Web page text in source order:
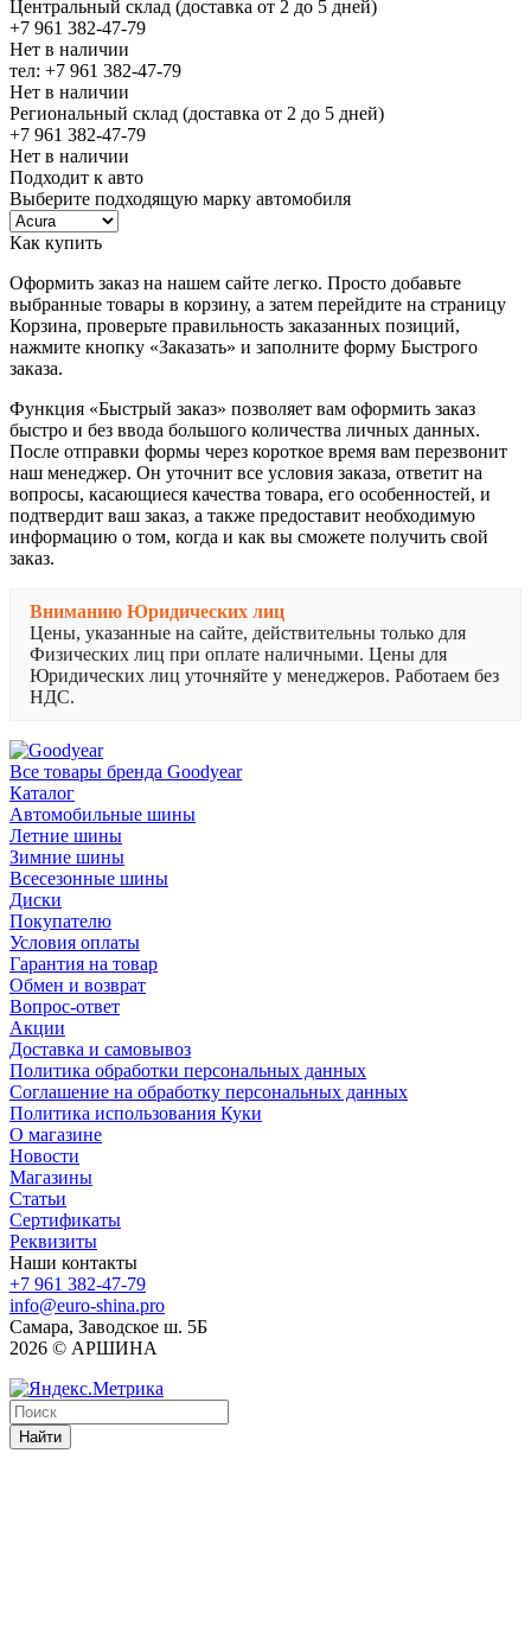
Центральный склад (доставка от 2 до 5 дней)
+7 961 382-47-79
Нет в наличии
тел: +7 961 382-47-79
Нет в наличии
Региональный склад (доставка от 2 до 5 дней)
+7 961 382-47-79
Нет в наличии
Подходит к авто
Выберите подходящую марку автомобиля
Как купить
Оформить заказ на нашем сайте легко. Просто добавьте
выбранные товары в корзину, а затем перейдите на страницу
Корзина, проверьте правильность заказанных позиций,
нажмите кнопку «Заказать» и заполните форму Быстрого
заказа.
Функция «Быстрый заказ» позволяет вам оформить заказ
быстро и без ввода большого количества личных данных.
После отправки формы через короткое время вам перезвонит
наш менеджер. Он уточнит все условия заказа, ответит на
вопросы, касающиеся качества товара, его особенностей, и
подтвердит ваш заказ, а также предоставит необходимую
информацию о том, когда и как вы сможете получить свой
заказ.
Вниманию Юридических лиц
Цены, указанные на сайте, действительны только для
Физических лиц при оплате наличными. Цены для
Юридических лиц уточняйте у менеджеров. Работаем без
НДС.
Все товары бренда Goodyear
Каталог
Автомобильные шины
Летние шины
Зимние шины
Всесезонные шины
Диски
Покупателю
Условия оплаты
Гарантия на товар
Обмен и возврат
Вопрос-ответ
Акции
Доставка и самовывоз
Политика обработки персональных данных
Соглашение на обработку персональных данных
Политика использования Куки
О магазине
Новости
Магазины
Статьи
Сертификаты
Реквизиты
Наши контакты
+7 961 382-47-79
info@euro-shina.pro
Самара, Заводское ш. 5Б
2026 © АРШИНА
Найти